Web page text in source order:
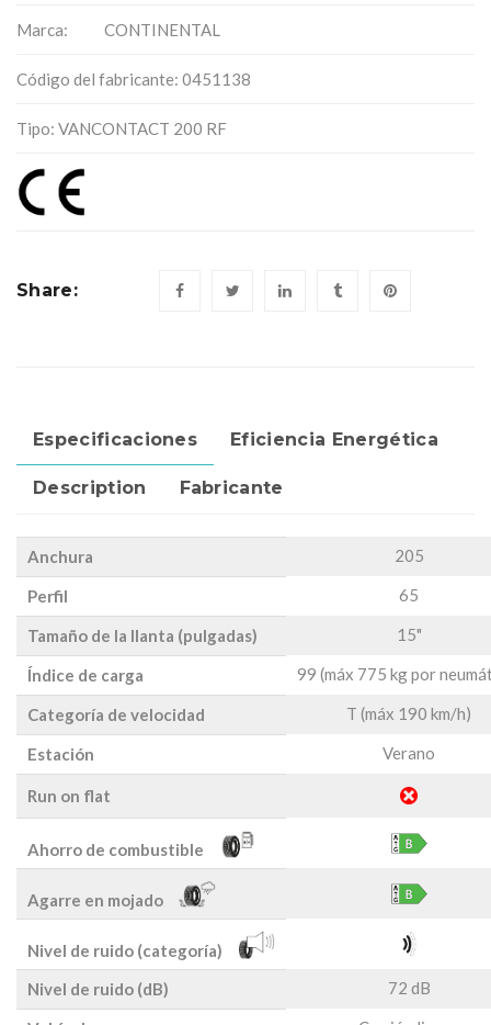
Marca: CONTINENTAL
Código del fabricante: 0451138
Tipo: VANCONTACT 200 RF
Share:
Especificaciones Eficiencia Energética
Description Fabricante
Anchura 205
Perfil 65
Tamaño de la llanta (pulgadas) 15"
Índice de carga 99 (máx 775 kg por
Categoría de velocidad T (máx 190 km/h)
Estación Verano
Run on flat
Ahorro de combustible
Agarre en mojado
Nivel de ruido (categoría)
Nivel de ruido (dB)
72 dB